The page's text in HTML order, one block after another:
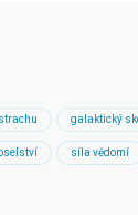
galaktický
síla vědomí